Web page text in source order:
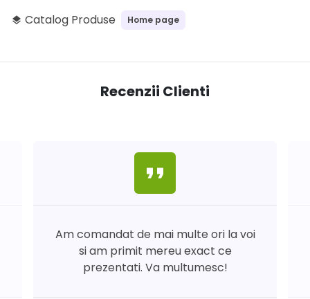
layers Catalog Produse Home page
Recenzii Clienti
format_quote
Am comandat de mai multe ori la voi
si am primit mereu exact ce
prezentati. Va multumesc!